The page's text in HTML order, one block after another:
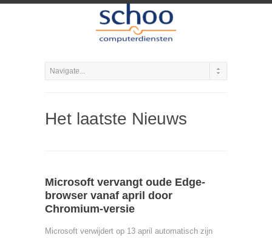
Het laatste Nieuws
Microsoft vervangt oude Edge-
browser vanaf april door
Chromium-versie
Microsoft verwijdert op 13 april automatisch zijn